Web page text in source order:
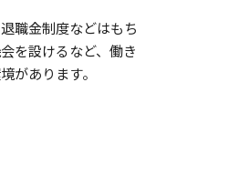
職金制度などはもち
を設けるなど、働き
があります。